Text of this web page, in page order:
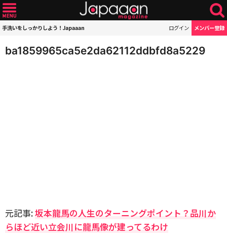
手洗いをしっかりしよう！Japaaan ログイン メンバー登録
ba1859965ca5e2da62112ddbfd8a5229
元記事:坂本龍馬の人生のターニングポイント？品川か
らほど近い立会川に龍馬像が建ってるわけ